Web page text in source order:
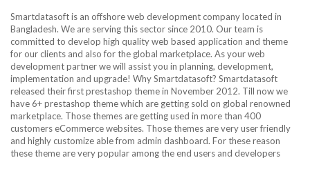
Smartdatasoft is an offshore web development company located in
Bangladesh. We are serving this sector since 2010. Our team is
committed to develop high quality web based application and theme
for our clients and also for the global marketplace. As your web
development partner we will assist you in planning, development,
implementation and upgrade! Why Smartdatasoft? Smartdatasoft
released their first prestashop theme in November 2012. Till now we
have 6+ prestashop theme which are getting sold on global renowned
marketplace. Those themes are getting used in more than 400
customers eCommerce websites. Those themes are very user friendly
and highly customize able from admin dashboard. For these reason
these theme are very popular among the end users and developers